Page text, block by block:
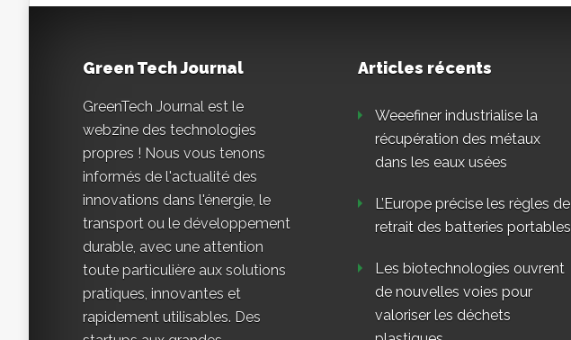
Green Tech Journal
GreenTech Journal est le
webzine des technologies
propres ! Nous vous tenons
informés de l'actualité des
innovations dans l'énergie, le
transport ou le développement
durable, avec une attention
toute particulière aux solutions
pratiques, innovantes et
rapidement utilisables. Des
Articles récents
Weeefiner industrialise la
récupération des métaux
dans les eaux usées
L’Europe précise les règles de
retrait des batteries portables
Les biotechnologies ouvrent
de nouvelles voies pour
valoriser les déchets